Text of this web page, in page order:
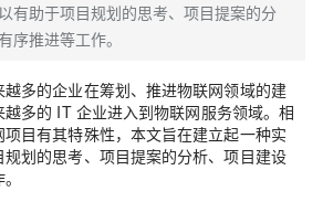
有助于项目规划的思考、项目提案的分
序推进等工作。
多的企业在筹划、推进物联网领域的建
多的 IT 企业进入到物联网服务领域。相
目有其特殊性，本文旨在建立起一种实
划的思考、项目提案的分析、项目建设